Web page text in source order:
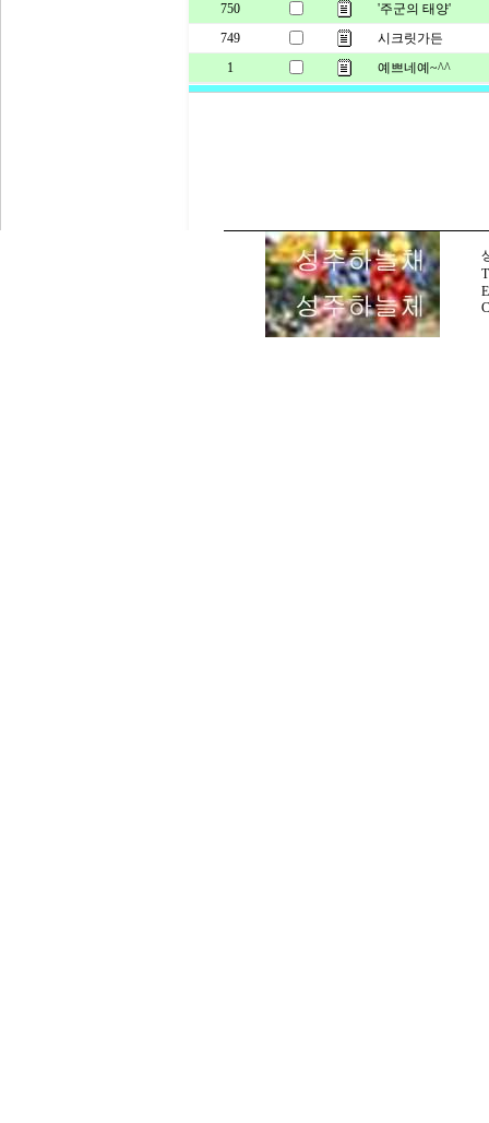
750
'주군의 태양'
749
시크릿가든
1
예쁘네예~^^